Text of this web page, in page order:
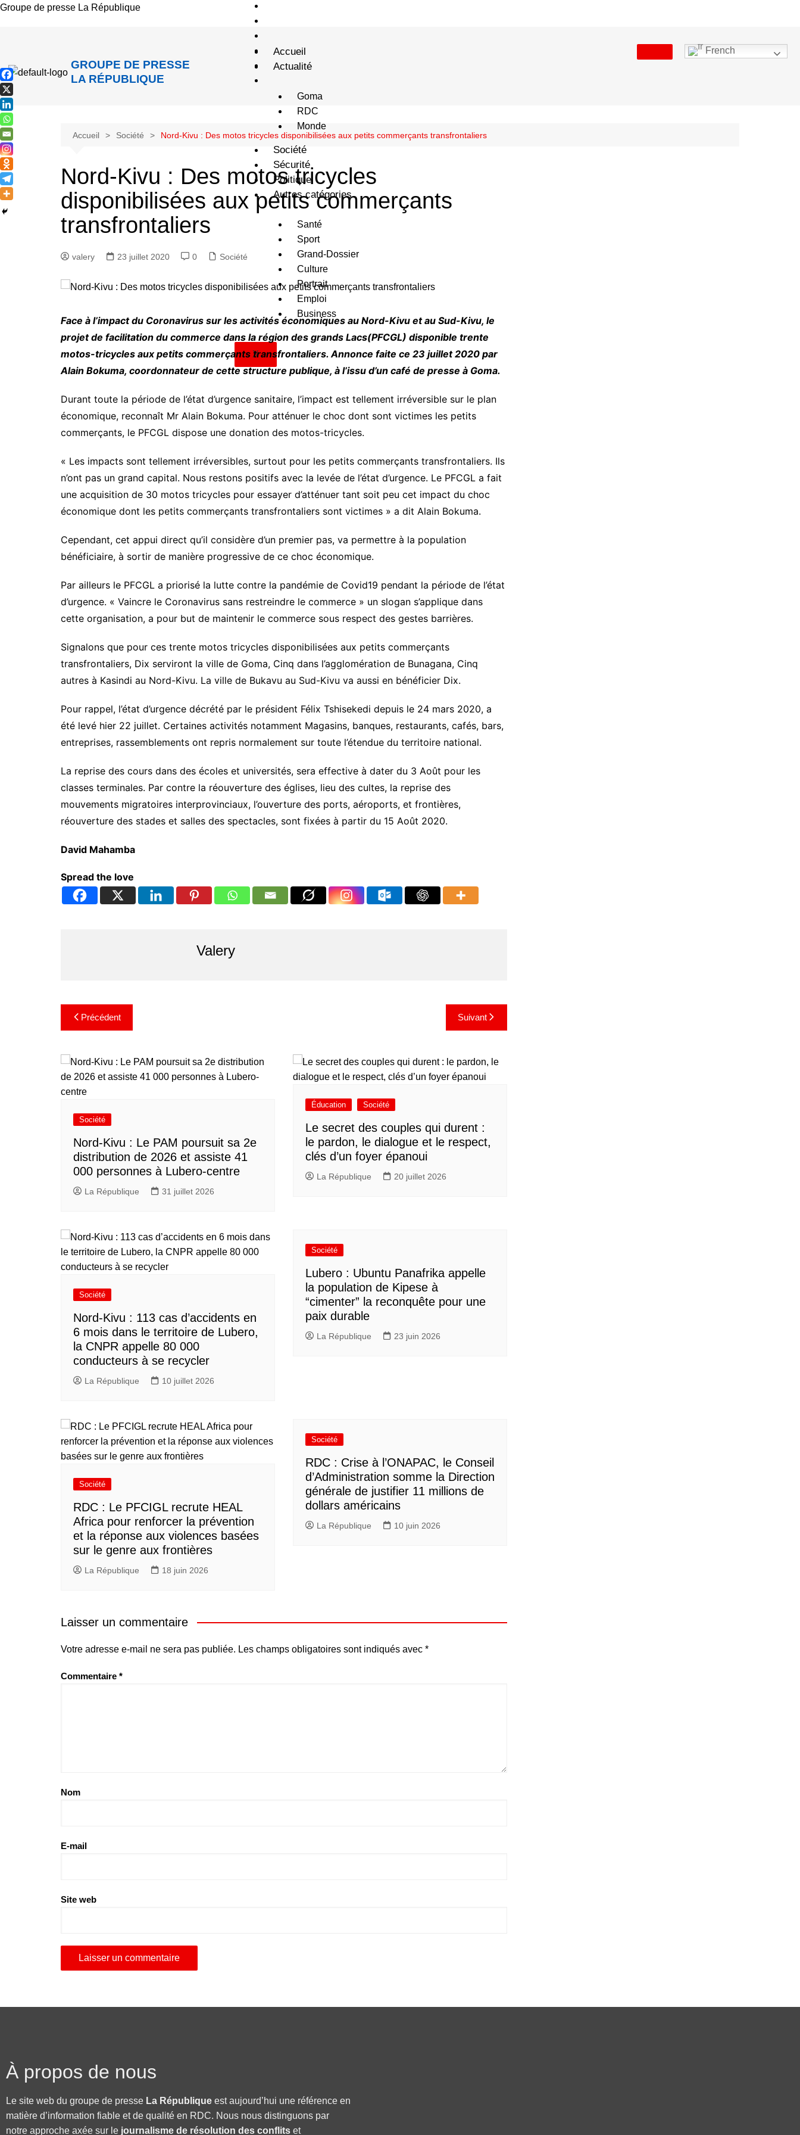
Groupe de presse La République
GROUPE DE PRESSE
LA RÉPUBLIQUE
Accueil
Actualité
Goma
RDC
Monde
Société
Sécurité
Politique
Autres catégories
Santé
Sport
Grand-Dossier
Culture
Portrait
Emploi
Business
X
French
Accueil Société Nord-Kivu : Des motos tricycles disponibilisées aux petits commerçants transfrontaliers
Nord-Kivu : Des motos tricycles
disponibilisées aux petits commerçants
transfrontaliers
valery 23 juillet 2020 0 Société
Face à l’impact du Coronavirus sur les activités économiques au Nord-Kivu et au Sud-Kivu, le
projet de facilitation du commerce dans la région des grands Lacs(PFCGL) disponible trente
motos-tricycles aux petits commerçants transfrontaliers. Annonce faite ce 23 juillet 2020 par
Alain Bokuma, coordonnateur de cette structure publique, à l’issu d’un café de presse à Goma.
Durant toute la période de l’état d’urgence sanitaire, l’impact est tellement irréversible sur le plan
économique, reconnaît Mr Alain Bokuma. Pour atténuer le choc dont sont victimes les petits
commerçants, le PFCGL dispose une donation des motos-tricycles.
« Les impacts sont tellement irréversibles, surtout pour les petits commerçants transfrontaliers. Ils
n’ont pas un grand capital. Nous restons positifs avec la levée de l’état d’urgence. Le PFCGL a fait
une acquisition de 30 motos tricycles pour essayer d’atténuer tant soit peu cet impact du choc
économique dont les petits commerçants transfrontaliers sont victimes » a dit Alain Bokuma.
Cependant, cet appui direct qu’il considère d’un premier pas, va permettre à la population
bénéficiaire, à sortir de manière progressive de ce choc économique.
Par ailleurs le PFCGL a priorisé la lutte contre la pandémie de Covid19 pendant la période de l’état
d’urgence. « Vaincre le Coronavirus sans restreindre le commerce » un slogan s’applique dans
cette organisation, a pour but de maintenir le commerce sous respect des gestes barrières.
Signalons que pour ces trente motos tricycles disponibilisées aux petits commerçants
transfrontaliers, Dix serviront la ville de Goma, Cinq dans l’agglomération de Bunagana, Cinq
autres à Kasindi au Nord-Kivu. La ville de Bukavu au Sud-Kivu va aussi en bénéficier Dix.
Pour rappel, l’état d’urgence décrété par le président Félix Tshisekedi depuis le 24 mars 2020, a
été levé hier 22 juillet. Certaines activités notamment Magasins, banques, restaurants, cafés, bars,
entreprises, rassemblements ont repris normalement sur toute l’étendue du territoire national.
La reprise des cours dans des écoles et universités, sera effective à dater du 3 Août pour les
classes terminales. Par contre la réouverture des églises, lieu des cultes, la reprise des
mouvements migratoires interprovinciaux, l’ouverture des ports, aéroports, et frontières,
réouverture des stades et salles des spectacles, sont fixées à partir du 15 Août 2020.
David Mahamba
Spread the love
Valery
Précédent Suivant
Société
Nord-Kivu : Le PAM poursuit sa 2e
distribution de 2026 et assiste 41
000 personnes à Lubero-centre
La République 31 juillet 2026
Éducation Société
Le secret des couples qui durent :
le pardon, le dialogue et le respect,
clés d’un foyer épanoui
La République 20 juillet 2026
Société
Nord-Kivu : 113 cas d’accidents en
6 mois dans le territoire de Lubero,
la CNPR appelle 80 000
conducteurs à se recycler
La République 10 juillet 2026
Société
Lubero : Ubuntu Panafrika appelle
la population de Kipese à
“cimenter” la reconquête pour une
paix durable
La République 23 juin 2026
Société
RDC : Le PFCIGL recrute HEAL
Africa pour renforcer la prévention
et la réponse aux violences basées
sur le genre aux frontières
La République 18 juin 2026
Société
RDC : Crise à l’ONAPAC, le Conseil
d’Administration somme la Direction
générale de justifier 11 millions de
dollars américains
La République 10 juin 2026
Laisser un commentaire
Votre adresse e-mail ne sera pas publiée. Les champs obligatoires sont indiqués avec *
Commentaire *
Nom
E-mail
Site web
À propos de nous
Le site web du groupe de presse La République est aujourd’hui une référence en
matière d’information fiable et de qualité en RDC. Nous nous distinguons par
notre approche axée sur le journalisme de résolution des conflits et